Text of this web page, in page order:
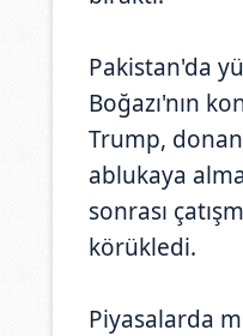
Pakistan'da
Boğazı'nın
Trump,
ablukaya
sonrası
körükledi.
Piyasalarda